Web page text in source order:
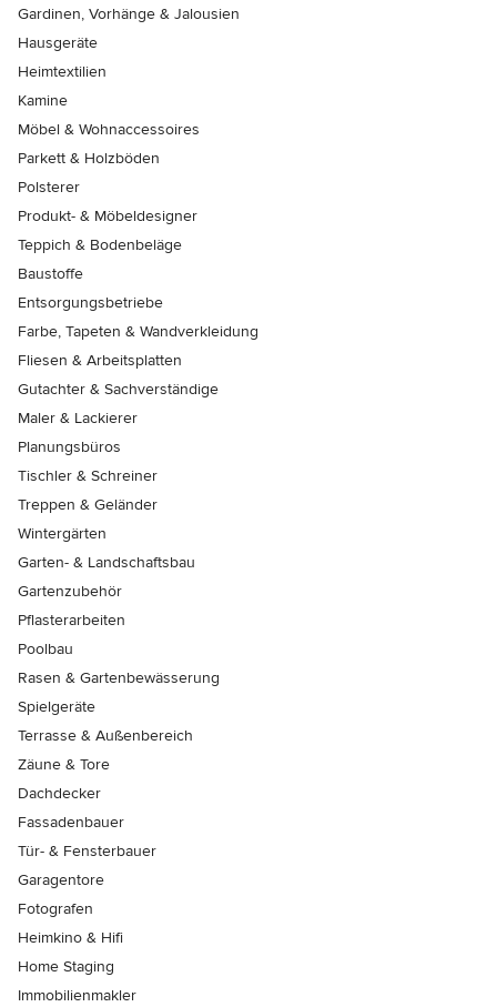
Gardinen, Vorhänge & Jalousien
Hausgeräte
Heimtextilien
Kamine
Möbel & Wohnaccessoires
Parkett & Holzböden
Polsterer
Produkt- & Möbeldesigner
Teppich & Bodenbeläge
Baustoffe
Entsorgungsbetriebe
Farbe, Tapeten & Wandverkleidung
Fliesen & Arbeitsplatten
Gutachter & Sachverständige
Maler & Lackierer
Planungsbüros
Tischler & Schreiner
Treppen & Geländer
Wintergärten
Garten- & Landschaftsbau
Gartenzubehör
Pflasterarbeiten
Poolbau
Rasen & Gartenbewässerung
Spielgeräte
Terrasse & Außenbereich
Zäune & Tore
Dachdecker
Fassadenbauer
Tür- & Fensterbauer
Garagentore
Fotografen
Heimkino & Hifi
Home Staging
Immobilienmakler